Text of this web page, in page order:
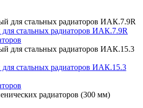
стальных радиаторов ИАК.7.9R
стальных радиаторов ИАК.15.3